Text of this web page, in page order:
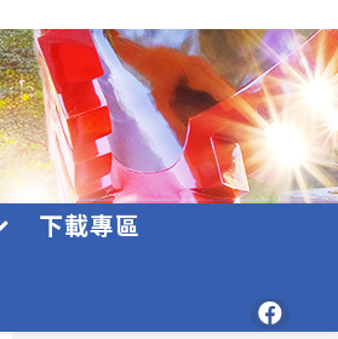
下載專區